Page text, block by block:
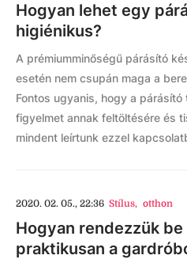
Hogyan lehet egy
higiénikus?
A prémiumminőségű párásító
esetén nem csupán maga a
Fontos ugyanis, hogy a
figyelmet annak feltöltésére és
mindent leírtunk ezzel
2020. 02. 05., 22:36 Stílus, otthon
Hogyan rendezzük be
praktikusan a